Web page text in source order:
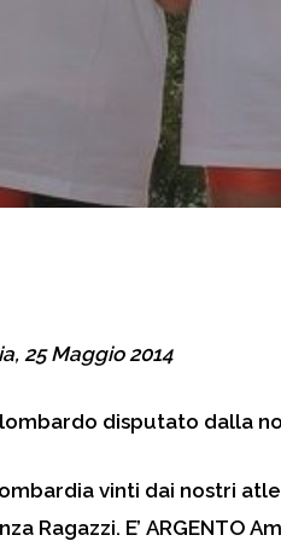
25 Maggio 2014
disputato dalla
vinti dai nostri
Ragazzi. E’ ARGENTO